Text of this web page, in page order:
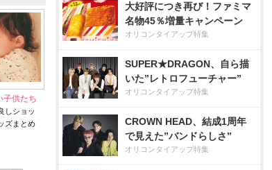
子供たち
しショッ
ズまとめ
大好評につき再び！ファミマ
名物45％増量キャンペーン
オリコンタイアップ特集
SUPER★DRAGON、自ら描
いた”レトロフューチャー”
オリコンタイアップ特集
CROWN HEAD、結成1周年
で見えた”バンドらしさ”
オリコンタイアップ特集